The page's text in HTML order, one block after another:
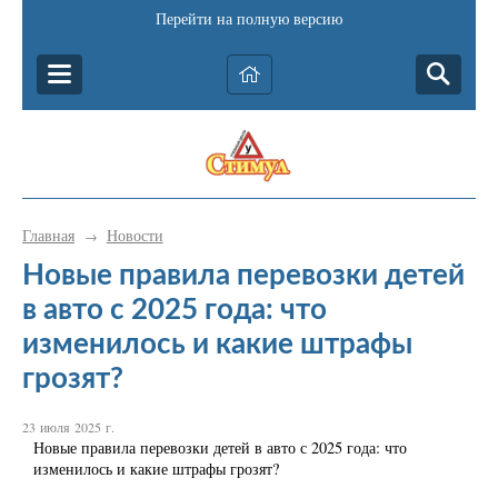
Перейти на полную версию
Главная → Новости
Новые правила перевозки детей
в авто с 2025 года: что
изменилось и какие штрафы
грозят?
23 июля 2025 г.
Новые правила перевозки детей в авто с 2025 года: что
изменилось и какие штрафы грозят?